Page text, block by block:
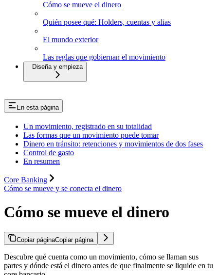
Cómo se mueve el dinero
Quién posee qué: Holders, cuentas y alias
El mundo exterior
Las reglas que gobiernan el movimiento
Diseña y empieza
En esta página
Un movimiento, registrado en su totalidad
Las formas que un movimiento puede tomar
Dinero en tránsito: retenciones y movimientos de dos fases
Control de gasto
En resumen
Core Banking
Cómo se mueve y se conecta el dinero
Cómo se mueve el dinero
Copiar páginaCopiar página
Descubre qué cuenta como un movimiento, cómo se llaman sus
partes y dónde está el dinero antes de que finalmente se liquide en tu